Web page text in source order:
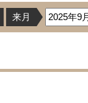
来月